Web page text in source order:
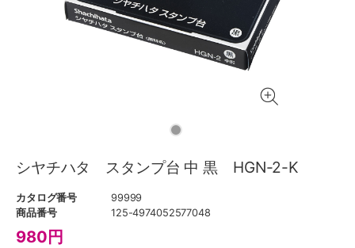
シヤチハタ スタンプ台 中 黒 HGN-2-K
カタログ番号
99999
商品番号
125-4974052577048
980 円